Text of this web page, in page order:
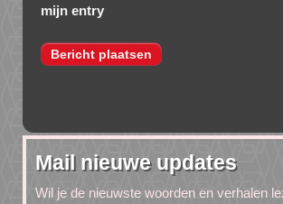
mijn entry
Mail nieuwe updates
Wil je de nieuwste woorden en verhalen